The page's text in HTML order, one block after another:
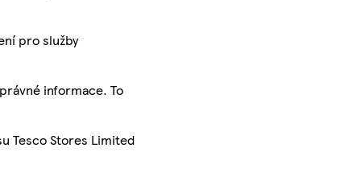
pro služby
informace. To
Tesco Stores Limited